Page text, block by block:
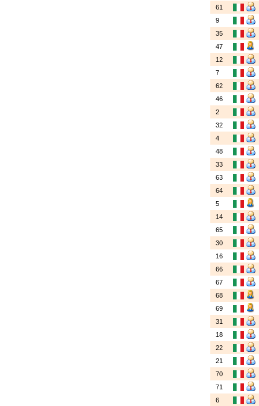
61
9
35
47
12
7
62
46
2
32
4
48
33
63
64
5
14
65
30
16
66
67
68
69
31
18
22
21
70
71
6